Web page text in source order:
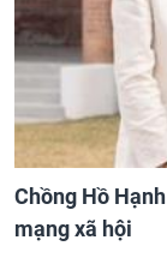
Chồng Hồ
mạng xã hội